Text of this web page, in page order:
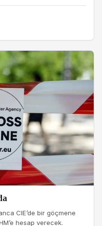
CIE’de bir göçmene
hesap verecek.